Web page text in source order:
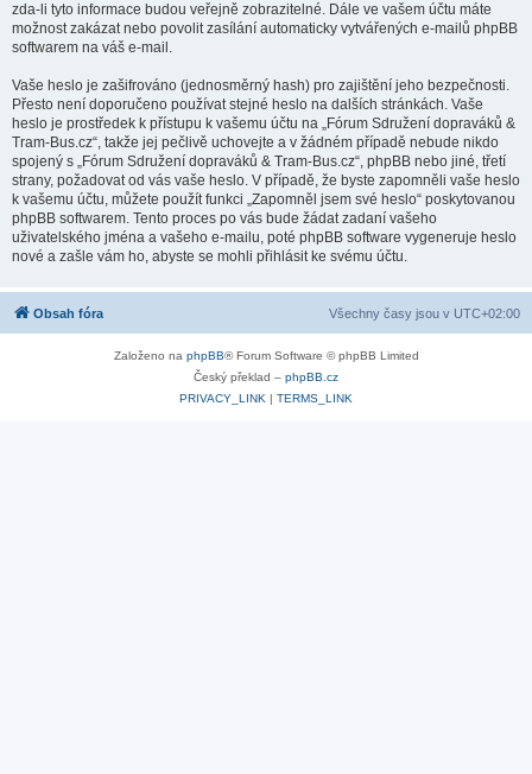
zda-li tyto informace budou veřejně zobrazitelné. Dále ve vašem účtu máte
možnost zakázat nebo povolit zasílání automaticky vytvářených e-mailů phpBB
softwarem na váš e-mail.
Vaše heslo je zašifrováno (jednosměrný hash) pro zajištění jeho bezpečnosti.
Přesto není doporučeno používat stejné heslo na dalších stránkách. Vaše
heslo je prostředek k přístupu k vašemu účtu na „Fórum Sdružení dopraváků &
Tram-Bus.cz“, takže jej pečlivě uchovejte a v žádném případě nebude nikdo
spojený s „Fórum Sdružení dopraváků & Tram-Bus.cz“, phpBB nebo jiné, třetí
strany, požadovat od vás vaše heslo. V případě, že byste zapomněli vaše heslo
k vašemu účtu, můžete použít funkci „Zapomněl jsem své heslo“ poskytovanou
phpBB softwarem. Tento proces po vás bude žádat zadaní vašeho
uživatelského jména a vašeho e-mailu, poté phpBB software vygeneruje heslo
nové a zašle vám ho, abyste se mohli přihlásit ke svému účtu.
Obsah fóra Všechny časy jsou v UTC+02:00
Založeno na phpBB® Forum Software © phpBB Limited
Český překlad – phpBB.cz
PRIVACY_LINK | TERMS_LINK